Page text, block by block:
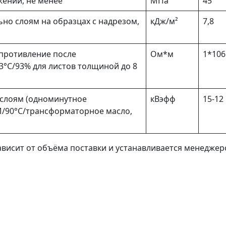
слоям на образцах с надрезом,
кДж/м² 7,8
после
93% для листов толщиной до 8
Ом*м 1*106
(одноминутное
90°С/трансформаторное масло,
кВэфф 15-12
от объёма поставки и устанавливается